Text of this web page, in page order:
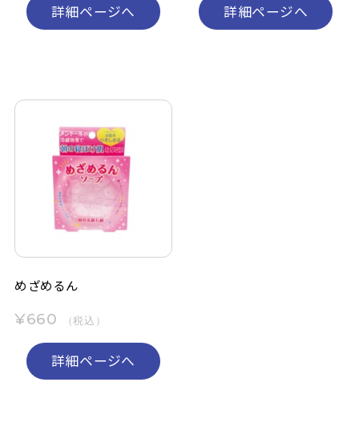
詳細ページへ 詳細ページへ
めざめるん
¥660 （税込）
詳細ページへ